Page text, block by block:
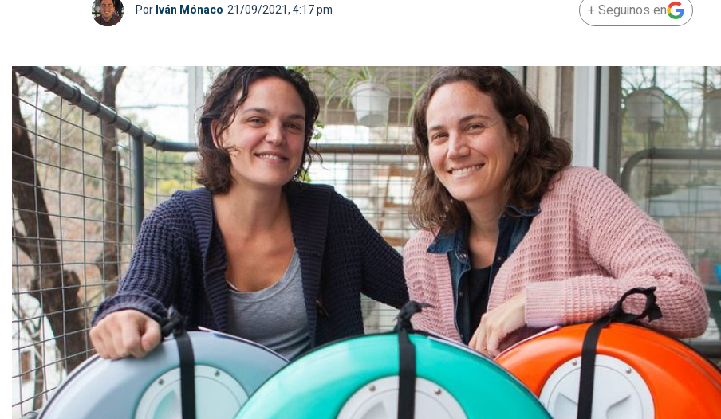
PorIván Mónaco 21/09/2021, 4:17 pm + Seguinos en